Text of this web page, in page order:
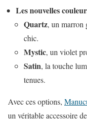
Les nouvelles
Quartz, un marron
chic.
Mystic, un violet
Satin, la touche
tenues.
Avec ces options,
un véritable accessoire